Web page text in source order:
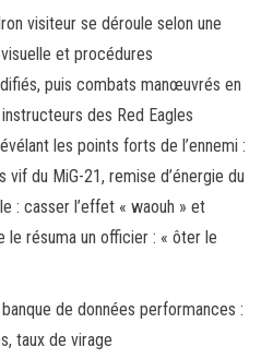
visiteur se déroule selon une
et procédures
puis combats manœuvrés en
des Red Eagles
les points forts de l’ennemi :
vif du MiG-21, remise d’énergie du
: casser l’effet « waouh » et
le résuma un officier : « ôter le
de données performances :
taux de virage